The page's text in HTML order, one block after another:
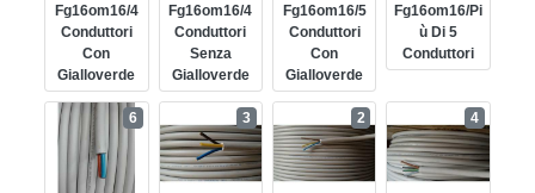
Fg16om16/4
Conduttori
Con
Gialloverde
Fg16om16/4
Conduttori
Senza
Gialloverde
Fg16om16/5
Conduttori
Con
Gialloverde
Fg16om16/pi
Ù Di 5
Conduttori
6 3 2 4